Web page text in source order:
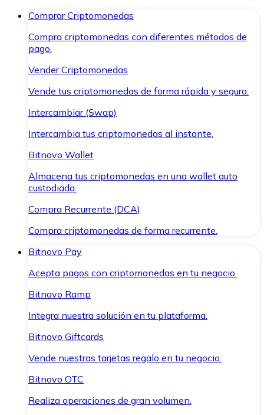
Comprar Criptomonedas
Compra criptomonedas con diferentes métodos de
pago.
Vender Criptomonedas
Vende tus criptomonedas de forma rápida y segura.
Intercambiar (Swap)
Intercambia tus criptomonedas al instante.
Bitnovo Wallet
Almacena tus criptomonedas en una wallet auto
custodiada.
Compra Recurrente (DCA)
Compra criptomonedas de forma recurrente.
Bitnovo Pay
Acepta pagos con criptomonedas en tu negocio.
Bitnovo Ramp
Integra nuestra solución en tu plataforma.
Bitnovo Giftcards
Vende nuestras tarjetas regalo en tu negocio.
Bitnovo OTC
Realiza operaciones de gran volumen.